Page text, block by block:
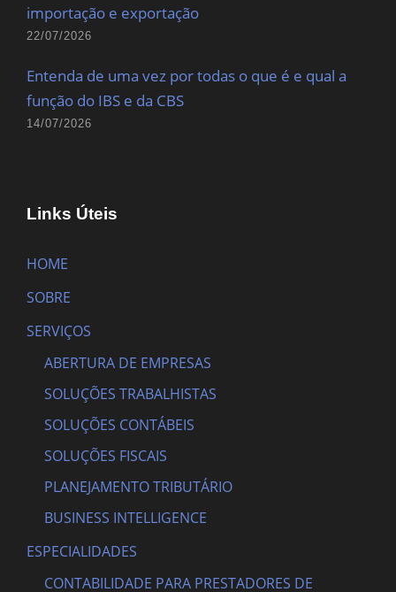
importação e exportação
22/07/2026
Entenda de uma vez por todas o que é e qual a
função do IBS e da CBS
14/07/2026
Links Úteis
HOME
SOBRE
SERVIÇOS
ABERTURA DE EMPRESAS
SOLUÇÕES TRABALHISTAS
SOLUÇÕES CONTÁBEIS
SOLUÇÕES FISCAIS
PLANEJAMENTO TRIBUTÁRIO
BUSINESS INTELLIGENCE
ESPECIALIDADES
CONTABILIDADE PARA PRESTADORES DE